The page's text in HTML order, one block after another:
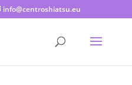
info@centroshiatsu.eu